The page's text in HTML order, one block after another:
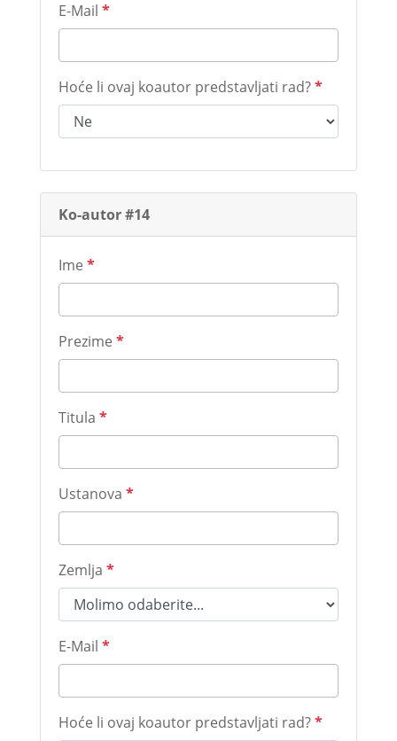
E-Mail *
Hoće li ovaj koautor predstavljati rad?*
Ko-autor #14
Ime *
Prezime *
Titula *
Ustanova *
Zemlja *
E-Mail *
Hoće li ovaj koautor predstavljati rad?*